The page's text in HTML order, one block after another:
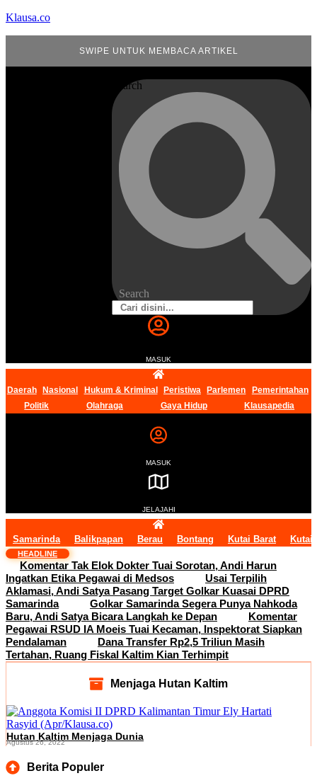
Klausa.co
SWIPE UNTUK MEMBACA ARTIKEL
Search
Search
MASUK
Daerah Nasional Hukum & Kriminal Peristiwa Parlemen
Pemerintahan
Politik
Olahraga Gaya Hidup Klausapedia
MASUK
JELAJAHI
Samarinda Balikpapan Berau Bontang Kutai Barat Kutai
HEADLINE
Komentar Tak Elok Dokter Tuai Sorotan, Andi Harun
Ingatkan Etika Pegawai di Medsos
Usai Terpilih
Aklamasi, Andi Satya Pasang Target Golkar Kuasai DPRD
Samarinda
Golkar Samarinda Segera Punya Nahkoda
Baru, Andi Satya Bicara Langkah ke Depan
Komentar
Pegawai RSUD IA Moeis Tuai Kecaman, Inspektorat Siapkan
Pendalaman
Dana Transfer Rp2,5 Triliun Masih
Tertahan, Ruang Fiskal Kaltim Kian Terhimpit
Menjaga Hutan Kaltim
Hutan Kaltim Menjaga Dunia
Agustus 26, 2022
Berita Populer